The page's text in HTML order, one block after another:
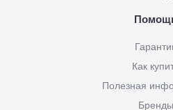
Как
Полезная
Бренды